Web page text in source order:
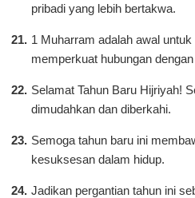
pribadi yang lebih bertakwa.
1 Muharram adalah awal
memperkuat hubungan
Selamat Tahun Baru Hijriyah!
dimudahkan dan diberkahi.
Semoga tahun baru ini
kesuksesan dalam hidup.
Jadikan pergantian tahun ini